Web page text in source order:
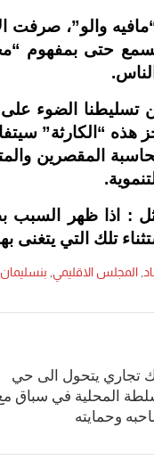
والو”، صرفت
حتى بمفهوم
تسليطنا الضوء
هذه “الكارثة”
المقصرين
: اذا ظهر السبب
تلك التي يتغنى
المجلس الاقليمي بنسليمان
تجاري يتحول الى حي
المحلية في سباق
وحمايته